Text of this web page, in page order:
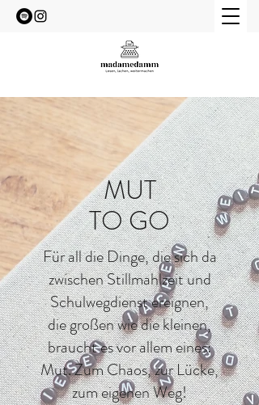
MUT
TO GO
Für all die Dinge, die sich da
zwischen Stillmahlzeit und
Schulwegdienst ereignen,
die großen wie die kleinen,
braucht es vor allem eines:
Mut. Zum Chaos, zur Lücke,
zum eigenen Weg!